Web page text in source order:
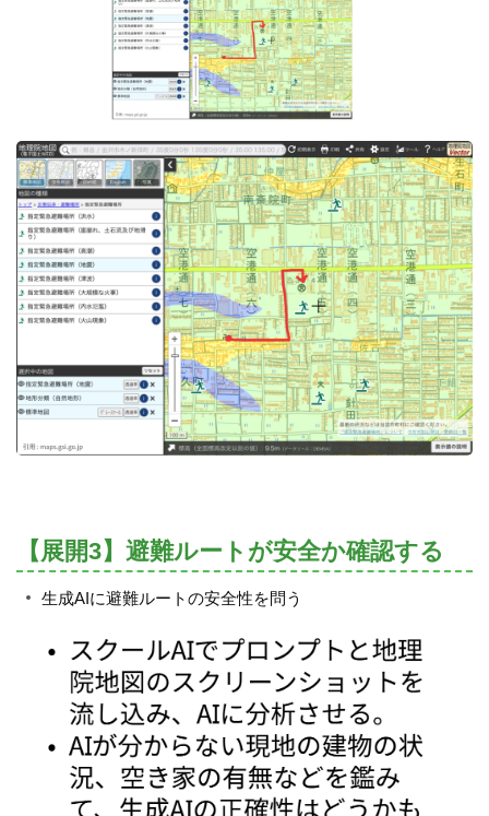
【展開3】避難ルートが安全か確認する
生成AIに避難ルートの安全性を問う